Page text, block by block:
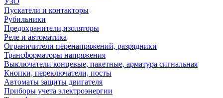
Пускатели и контакторы
Рубильники
Предохранители,изоляторы
Реле и автоматика
Ограничители перенапряжений, разрядники
Трансформаторы напряжения
Выключатели концевые, пакетные, арматура сигнальная
Кнопки, переключатели, посты
Автоматы защиты двигателя
Приборы учета электроэнергии